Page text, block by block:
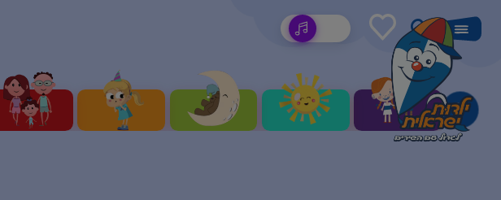
שירים